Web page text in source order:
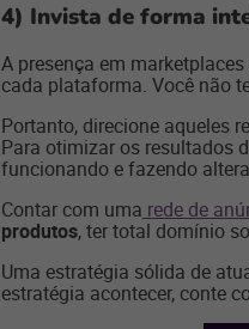
4) Invista de forma
A presença em
cada plataforma. Você não
Portanto, direcione aqueles
Para otimizar os resultados
funcionando e fazendo
Contar com uma rede de
produtos, ter total domínio
Uma estratégia sólida de
estratégia acontecer, conte